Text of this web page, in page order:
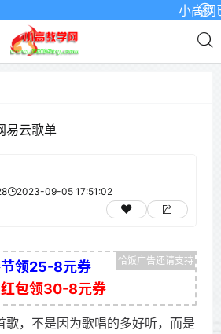
小高网
易云歌单
2023-09-05 17:51:02
领25-8元券
包领30-8元券
歌，不是因为歌唱的多好听，而是